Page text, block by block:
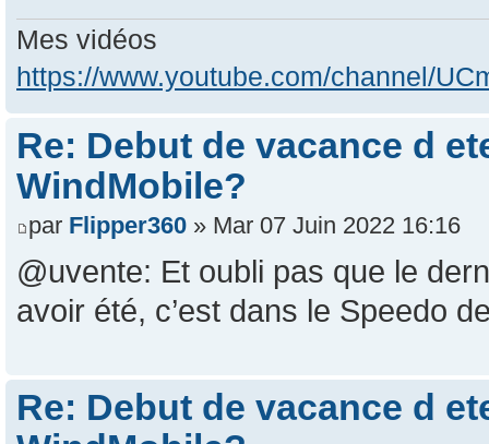
Mes vidéos
https://www.youtube.com/channel/
Re: Debut de vacance d
WindMobile?
par Flipper360 » Mar 07 Juin 2022 16:16
@uvente: Et oubli pas que le
avoir été, c’est dans le Speedo
Re: Debut de vacance d